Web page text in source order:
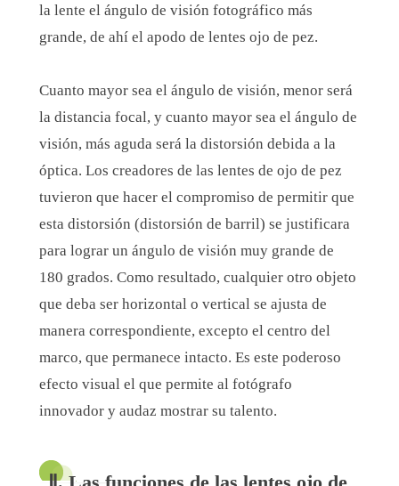
la lente el ángulo de visión fotográfico más
grande, de ahí el apodo de lentes ojo de pez.
Cuanto mayor sea el ángulo de visión, menor será
la distancia focal, y cuanto mayor sea el ángulo de
visión, más aguda será la distorsión debida a la
óptica. Los creadores de las lentes de ojo de pez
tuvieron que hacer el compromiso de permitir que
esta distorsión (distorsión de barril) se justificara
para lograr un ángulo de visión muy grande de
180 grados. Como resultado, cualquier otro objeto
que deba ser horizontal o vertical se ajusta de
manera correspondiente, excepto el centro del
marco, que permanece intacto. Es este poderoso
efecto visual el que permite al fotógrafo
innovador y audaz mostrar su talento.